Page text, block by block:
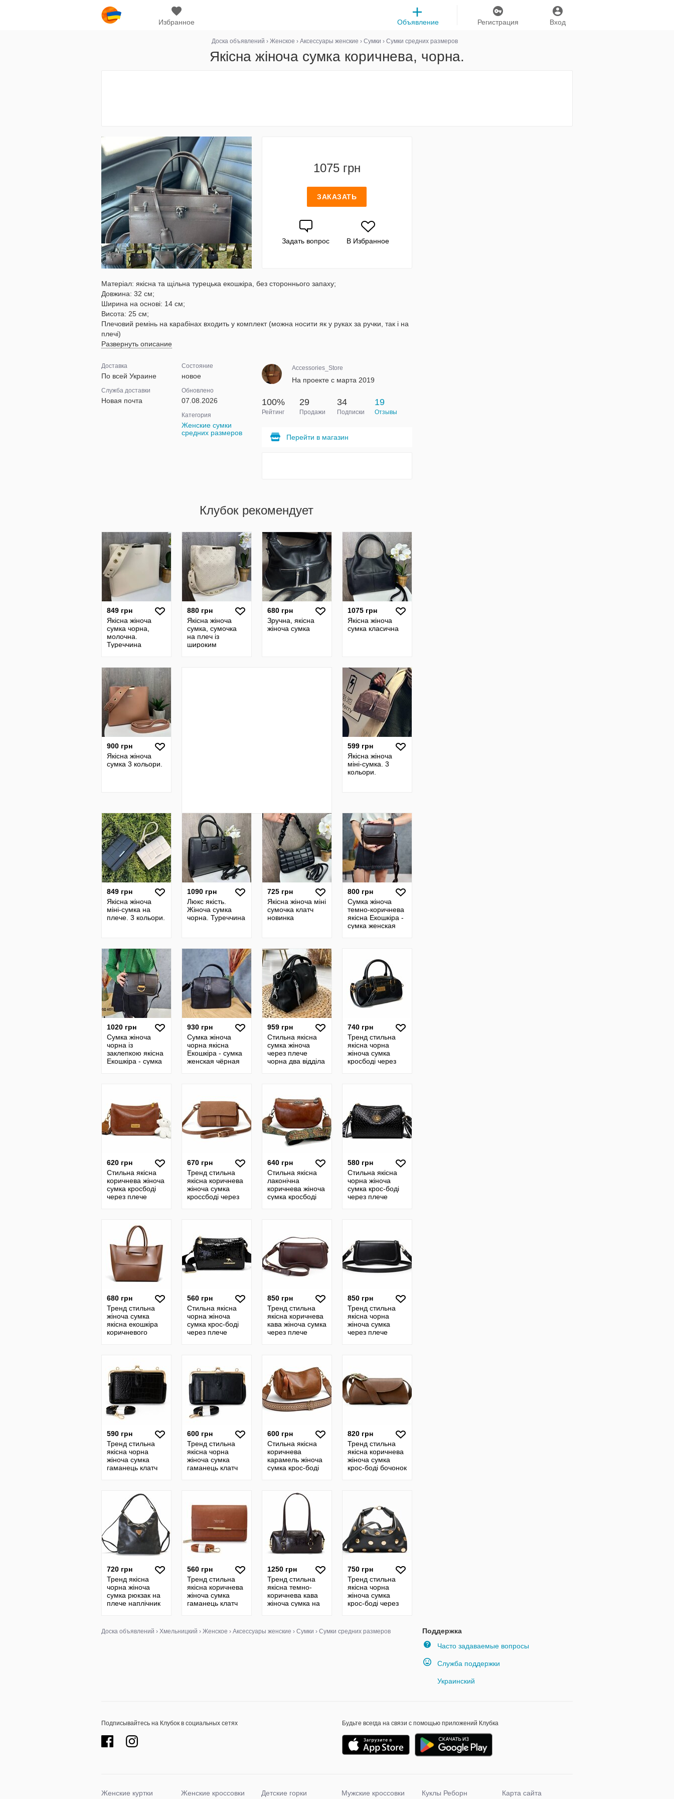
Избранное Вход
Регистрация
Объявление
Доска объявлений › Женское › Аксессуары женские › Сумки › Сумки средних размеров
Якісна жіноча сумка коричнева, чорна.
1075 грн
ЗАКАЗАТЬ
Задать вопрос В Избранное
Матеріал: якісна та щільна турецька екошкіра, без стороннього запаху;
Довжина: 32 см;
Ширина на основі: 14 см;
Висота: 25 см;
Плечовий ремінь на карабінах входить у комплект (можна носити як у руках за ручки, так і на
плечі)
Развернуть описание
Доставка
По всей Украине
Служба доставки
Новая почта
Состояние
новое
Обновлено
07.08.2026
Категория
Женские сумки
средних размеров
Accessories_Store
На проекте с марта 2019
100%
Рейтинг
29
Продажи
34
Подписки
19
Отзывы
Перейти в магазин
Клубок рекомендует
849 грн
Якісна жіноча
сумка чорна,
молочна.
Туреччина
880 грн
Якісна жіноча
сумка, сумочка
на плеч із
широким
680 грн
Зручна, якісна
жіноча сумка
1075 грн
Якісна жіноча
сумка класична
900 грн
Якісна жіноча
сумка 3 кольори.
599 грн
Якісна жіноча
міні-сумка. 3
кольори.
849 грн
Якісна жіноча
міні-сумка на
плече. 3 кольори.
1090 грн
Люкс якість.
Жіноча сумка
чорна. Туреччина
725 грн
Якісна жіноча міні
сумочка клатч
новинка
800 грн
Сумка жіноча
темно-коричнева
якісна Екошкіра -
сумка женская
1020 грн
Сумка жіноча
чорна із
заклепкою якісна
Екошкіра - сумка
930 грн
Сумка жіноча
чорна якісна
Екошкіра - сумка
женская чёрная
959 грн
Стильна якісна
сумка жіноча
через плече
чорна два відділа
740 грн
Тренд стильна
якісна чорна
жіноча сумка
кросбоді через
620 грн
Стильна якісна
коричнева жіноча
сумка кросбоді
через плече
670 грн
Тренд стильна
якісна коричнева
жіноча сумка
кросcбоді через
640 грн
Стильна якісна
лаконічна
коричнева жіноча
сумка кросбоді
580 грн
Стильна якісна
чорна жіноча
сумка крос-боді
через плече
680 грн
Тренд стильна
жіноча сумка
якісна екошкіра
коричневого
560 грн
Стильна якісна
чорна жіноча
сумка крос-боді
через плече
850 грн
Тренд стильна
якісна коричнева
кава жіноча сумка
через плече
850 грн
Тренд стильна
якісна чорна
жіноча сумка
через плече
590 грн
Тренд стильна
якісна чорна
жіноча сумка
гаманець клатч
600 грн
Тренд стильна
якісна чорна
жіноча сумка
гаманець клатч
600 грн
Стильна якісна
коричнева
карамель жіноча
сумка крос-боді
820 грн
Тренд стильна
якісна коричнева
жіноча сумка
крос-боді бочонок
720 грн
Тренд якісна
чорна жіноча
сумка рюкзак на
плече наплічник
560 грн
Тренд стильна
якісна коричнева
жіноча сумка
гаманець клатч
1250 грн
Тренд стильна
якісна темно-
коричнева кава
жіноча сумка на
750 грн
Тренд стильна
якісна чорна
жіноча сумка
крос-боді через
Поддержка
Часто задаваемые вопросы
Служба поддержки
Украинский
Доска объявлений › Хмельницкий › Женское › Аксессуары женские › Сумки › Сумки средних размеров
Подписывайтесь на Клубок в социальных сетях Будьте всегда на связи с помощью приложений Клубка
Женские куртки Женские кроссовки Детские горки Мужские кроссовки Куклы Реборн Карта сайта